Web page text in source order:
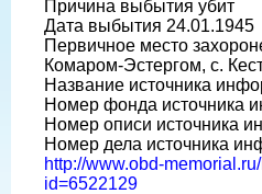
Причина выбытия убит
Дата выбытия 24.01.1945
Первичное место
Комаром-Эстергом, с.
Название источника
Номер фонда источника
Номер описи источника
Номер дела источника
http://www.obd-
id=6522129